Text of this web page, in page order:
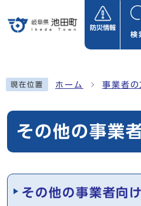
防災情報
検
現在位置 ホーム 事業者の
その他の事業
メインメニュー
その他の事業者向